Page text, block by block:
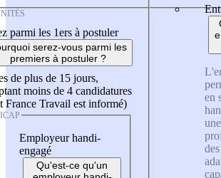
parmi les 1ers à postuler
serez-vous parmi les
premiers à postuler ?
de plus de 15 jours,
moins de 4 candidatures
France Travail est informé)
Employeur handi-
engagé
Qu'est-ce qu'un
en